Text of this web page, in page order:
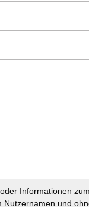
Informationen
und